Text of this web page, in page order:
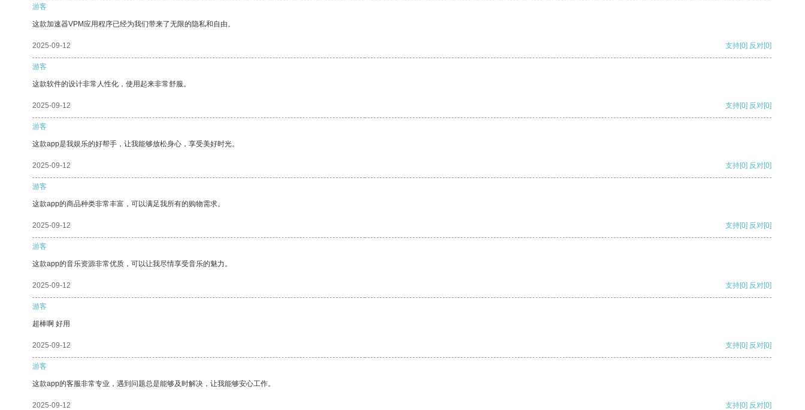
游客
这款加速器VPM应用程序已经为我们带来了无限的隐私和自由。
2025-09-12 支持[0] 反对[0]
游客
这款软件的设计非常人性化，使用起来非常舒服。
2025-09-12 支持[0] 反对[0]
游客
这款app是我娱乐的好帮手，让我能够放松身心，享受美好时光。
2025-09-12 支持[0] 反对[0]
游客
这款app的商品种类非常丰富，可以满足我所有的购物需求。
2025-09-12 支持[0] 反对[0]
游客
这款app的音乐资源非常优质，可以让我尽情享受音乐的魅力。
2025-09-12 支持[0] 反对[0]
游客
超棒啊 好用
2025-09-12 支持[0] 反对[0]
游客
这款app的客服非常专业，遇到问题总是能够及时解决，让我能够安心工作。
2025-09-12 支持[0] 反对[0]